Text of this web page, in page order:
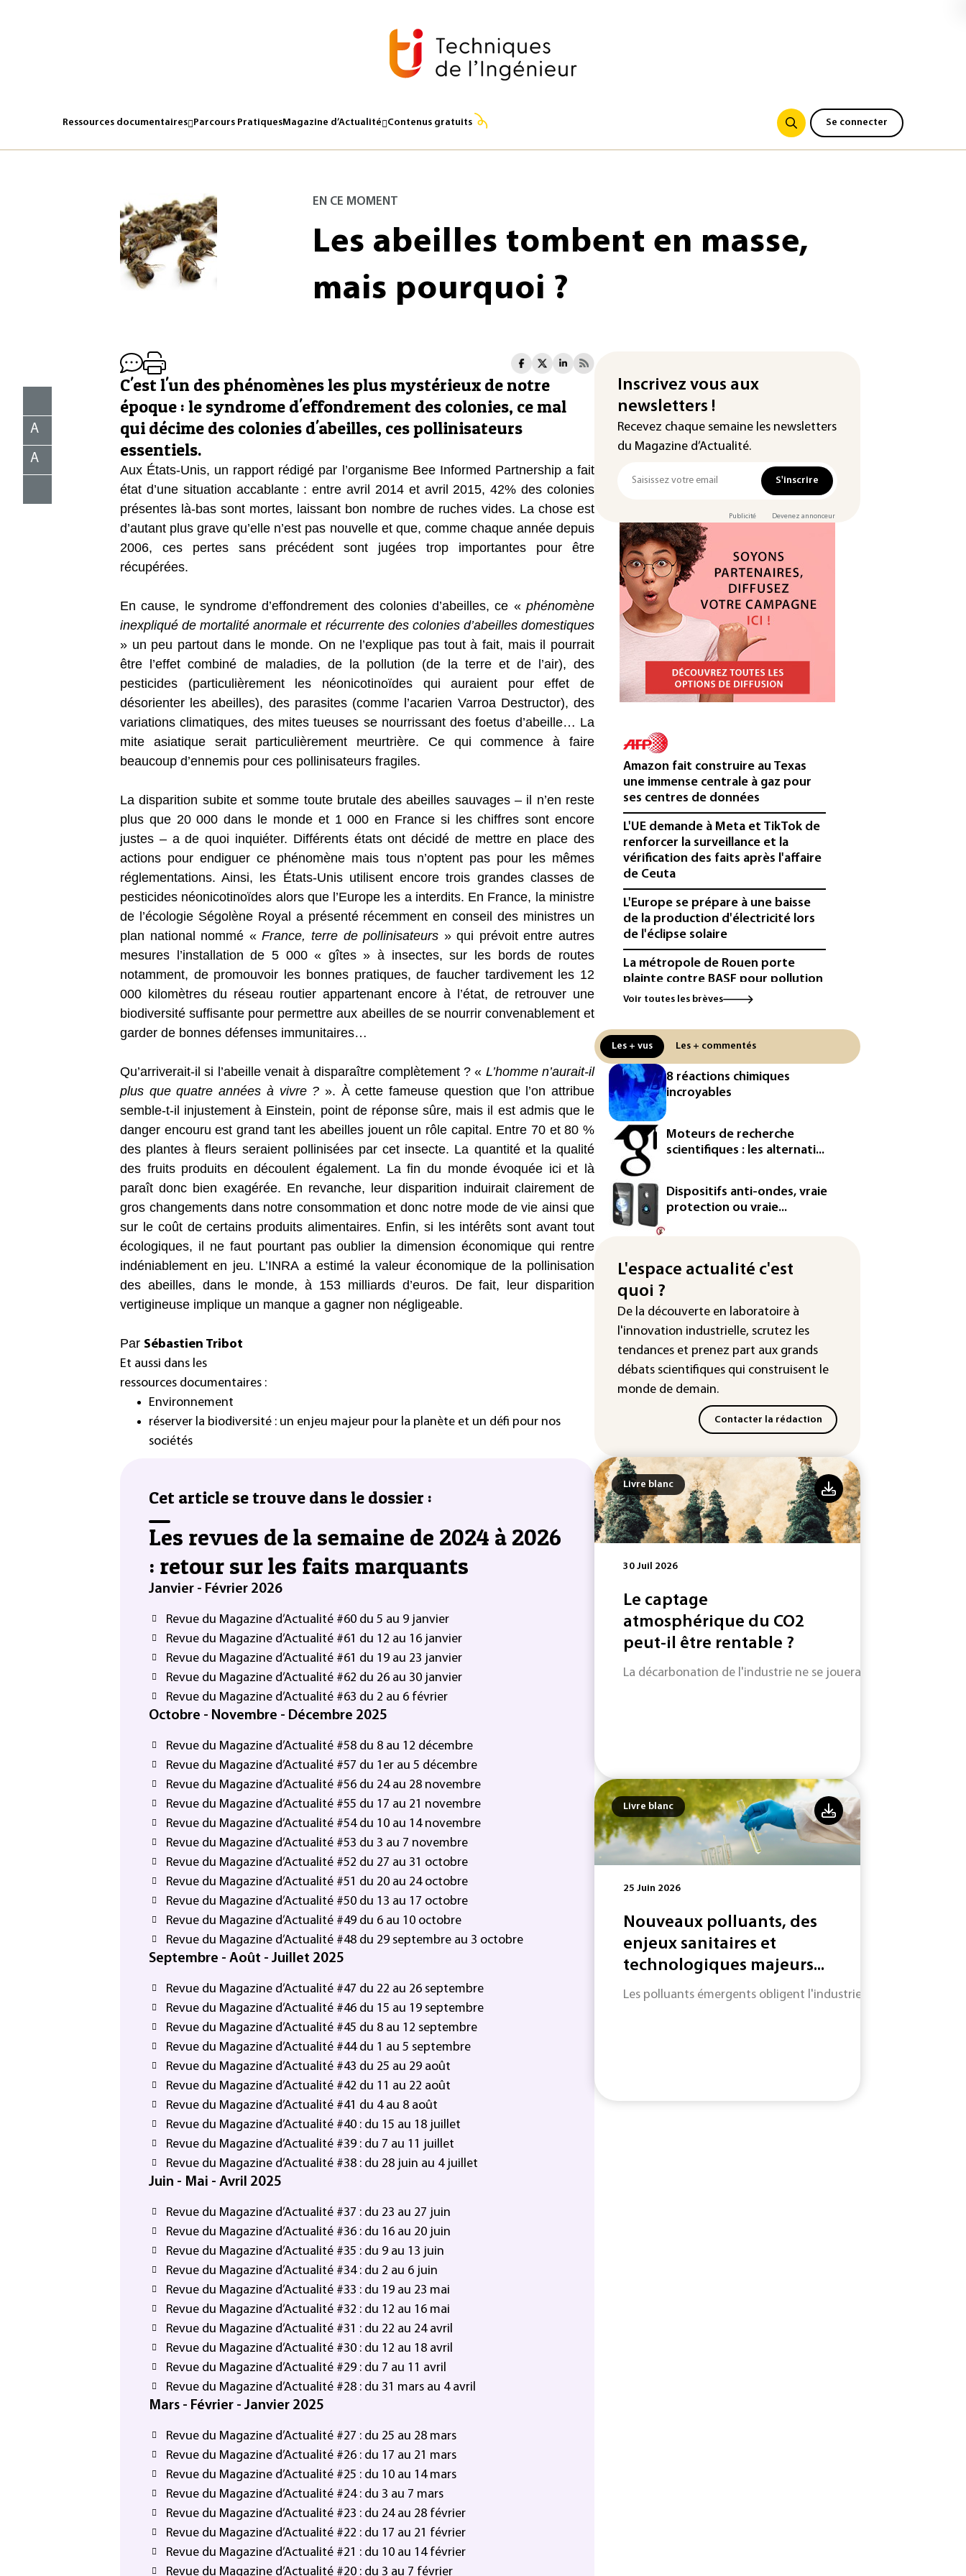
Ressources documentaires Parcours PratiquesMagazine d’Actualité Contenus gratuits Se connecter
EN CE MOMENT
Les abeilles tombent en masse,
mais pourquoi ?
A
A
C'est l'un des phénomènes les plus mystérieux de notre
époque : le syndrome d'effondrement des colonies, ce mal
qui décime des colonies d'abeilles, ces pollinisateurs
essentiels.
Aux États-Unis, un rapport rédigé par l’organisme Bee Informed Partnership a fait
état d’une situation accablante : entre avril 2014 et avril 2015, 42% des colonies
présentes là-bas sont mortes, laissant bon nombre de ruches vides. La chose est
d’autant plus grave qu’elle n’est pas nouvelle et que, comme chaque année depuis
2006, ces pertes sans précédent sont jugées trop importantes pour être
récupérées.
En cause, le syndrome d’effondrement des colonies d’abeilles, ce « phénomène
inexpliqué de mortalité anormale et récurrente des colonies d’abeilles domestiques
» un peu partout dans le monde. On ne l’explique pas tout à fait, mais il pourrait
être l’effet combiné de maladies, de la pollution (de la terre et de l’air), des
pesticides (particulièrement les néonicotinoïdes qui auraient pour effet de
désorienter les abeilles), des parasites (comme l’acarien Varroa Destructor), des
variations climatiques, des mites tueuses se nourrissant des foetus d’abeille… La
mite asiatique serait particulièrement meurtrière. Ce qui commence à faire
beaucoup d’ennemis pour ces pollinisateurs fragiles.
La disparition subite et somme toute brutale des abeilles sauvages – il n’en reste
plus que 20 000 dans le monde et 1 000 en France si les chiffres sont encore
justes – a de quoi inquiéter. Différents états ont décidé de mettre en place des
actions pour endiguer ce phénomène mais tous n’optent pas pour les mêmes
réglementations. Ainsi, les États-Unis utilisent encore trois grandes classes de
pesticides néonicotinoïdes alors que l’Europe les a interdits. En France, la ministre
de l’écologie Ségolène Royal a présenté récemment en conseil des ministres un
plan national nommé «France, terre de pollinisateurs » qui prévoit entre autres
mesures l’installation de 5 000 « gîtes » à insectes, sur les bords de routes
notamment, de promouvoir les bonnes pratiques, de faucher tardivement les 12
000 kilomètres du réseau routier appartenant encore à l’état, de retrouver une
biodiversité suffisante pour permettre aux abeilles de se nourrir convenablement et
garder de bonnes défenses immunitaires…
Qu’arriverait-il si l’abeille venait à disparaître complètement ? « L’homme n’aurait-il
plus que quatre années à vivre ? ». À cette fameuse question que l’on attribue
semble-t-il injustement à Einstein, point de réponse sûre, mais il est admis que le
danger encouru est grand tant les abeilles jouent un rôle capital. Entre 70 et 80 %
des plantes à fleurs seraient pollinisées par cet insecte. La quantité et la qualité
des fruits produits en découlent également. La fin du monde évoquée ici et là
paraît donc bien exagérée. En revanche, leur disparition induirait clairement de
gros changements dans notre consommation et donc notre mode de vie ainsi que
sur le coût de certains produits alimentaires. Enfin, si les intérêts sont avant tout
écologiques, il ne faut pourtant pas oublier la dimension économique qui rentre
indéniablement en jeu. L’INRA a estimé la valeur économique de la pollinisation
des abeilles, dans le monde, à 153 milliards d’euros. De fait, leur disparition
vertigineuse implique un manque a gagner non négligeable.
Par Sébastien Tribot
Et aussi dans les
ressources documentaires :
Environnement
réserver la biodiversité : un enjeu majeur pour la planète et un défi pour nos
sociétés
Cet article se trouve dans le dossier :
Les revues de la semaine de 2024 à 2026
: retour sur les faits marquants
Janvier - Février 2026
Revue du Magazine d’Actualité #60 du 5 au 9 janvier
Revue du Magazine d’Actualité #61 du 12 au 16 janvier
Revue du Magazine d’Actualité #61 du 19 au 23 janvier
Revue du Magazine d’Actualité #62 du 26 au 30 janvier
Revue du Magazine d’Actualité #63 du 2 au 6 février
Octobre - Novembre - Décembre 2025
Revue du Magazine d’Actualité #58 du 8 au 12 décembre
Revue du Magazine d’Actualité #57 du 1er au 5 décembre
Revue du Magazine d’Actualité #56 du 24 au 28 novembre
Revue du Magazine d’Actualité #55 du 17 au 21 novembre
Revue du Magazine d’Actualité #54 du 10 au 14 novembre
Revue du Magazine d’Actualité #53 du 3 au 7 novembre
Revue du Magazine d’Actualité #52 du 27 au 31 octobre
Revue du Magazine d’Actualité #51 du 20 au 24 octobre
Revue du Magazine d’Actualité #50 du 13 au 17 octobre
Revue du Magazine d’Actualité #49 du 6 au 10 octobre
Revue du Magazine d’Actualité #48 du 29 septembre au 3 octobre
Septembre - Août - Juillet 2025
Revue du Magazine d’Actualité #47 du 22 au 26 septembre
Revue du Magazine d’Actualité #46 du 15 au 19 septembre
Revue du Magazine d’Actualité #45 du 8 au 12 septembre
Revue du Magazine d’Actualité #44 du 1 au 5 septembre
Revue du Magazine d’Actualité #43 du 25 au 29 août
Revue du Magazine d’Actualité #42 du 11 au 22 août
Revue du Magazine d’Actualité #41 du 4 au 8 août
Revue du Magazine d’Actualité #40 : du 15 au 18 juillet
Revue du Magazine d’Actualité #39 : du 7 au 11 juillet
Revue du Magazine d’Actualité #38 : du 28 juin au 4 juillet
Juin - Mai - Avril 2025
Revue du Magazine d’Actualité #37 : du 23 au 27 juin
Revue du Magazine d’Actualité #36 : du 16 au 20 juin
Revue du Magazine d’Actualité #35 : du 9 au 13 juin
Revue du Magazine d’Actualité #34 : du 2 au 6 juin
Revue du Magazine d’Actualité #33 : du 19 au 23 mai
Revue du Magazine d’Actualité #32 : du 12 au 16 mai
Revue du Magazine d’Actualité #31 : du 22 au 24 avril
Revue du Magazine d’Actualité #30 : du 12 au 18 avril
Revue du Magazine d’Actualité #29 : du 7 au 11 avril
Revue du Magazine d’Actualité #28 : du 31 mars au 4 avril
Mars - Février - Janvier 2025
Revue du Magazine d’Actualité #27 : du 25 au 28 mars
Revue du Magazine d’Actualité #26 : du 17 au 21 mars
Revue du Magazine d’Actualité #25 : du 10 au 14 mars
Revue du Magazine d’Actualité #24 : du 3 au 7 mars
Revue du Magazine d’Actualité #23 : du 24 au 28 février
Revue du Magazine d’Actualité #22 : du 17 au 21 février
Revue du Magazine d’Actualité #21 : du 10 au 14 février
Revue du Magazine d’Actualité #20 : du 3 au 7 février
Inscrivez vous aux
newsletters !
Recevez chaque semaine les newsletters
du Magazine d’Actualité.
S'inscrire
Publicité Devenez annonceur
Amazon fait construire au Texas
une immense centrale à gaz pour
ses centres de données
L'UE demande à Meta et TikTok de
renforcer la surveillance et la
vérification des faits après l'affaire
de Ceuta
L'Europe se prépare à une baisse
de la production d'électricité lors
de l'éclipse solaire
La métropole de Rouen porte
plainte contre BASF pour pollution
aux PFAS
la centrale de Golfech reconnectée
au réseau
Véhicules de livraison autonomes:
la France ouvre la voie à leur
homologation
Iris³: Eutelsat investira 3,4 milliards
d'euros dans la future
constellation européenne
Le magazine VSD racheté par
l'entrepreneur Vianney d'Alançon
attendue au plus bas depuis 1980
"Retour en force" progressif de la
chaleur dans les prochains jours en
France
Voir toutes les brèves
Les + vus Les + commentés
8 réactions chimiques
incroyables
Moteurs de recherche
scientifiques : les alternati...
Dispositifs anti-ondes, vraie
protection ou vraie...
L'espace actualité c'est
quoi ?
De la découverte en laboratoire à
l'innovation industrielle, scrutez les
tendances et prenez part aux grands
débats scientifiques qui construisent le
monde de demain.
Contacter la rédaction
Livre blanc
30 Juil 2026
Le captage
atmosphérique du CO2
peut-il être rentable ?
La décarbonation de l'industrie ne se jouera pas uniquement
Livre blanc
25 Juin 2026
Nouveaux polluants, des
enjeux sanitaires et
technologiques majeurs...
Les polluants émergents obligent l'industrie à adapter des